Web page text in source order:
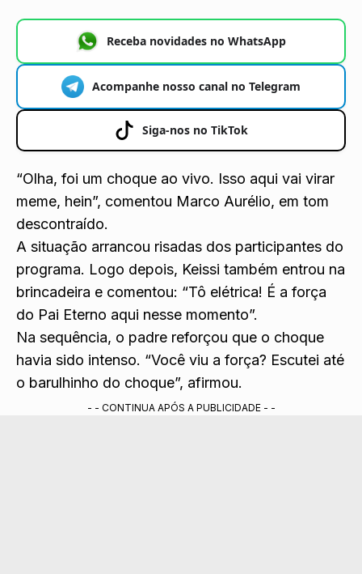
Receba novidades no WhatsApp
Acompanhe nosso canal no Telegram
Siga-nos no TikTok
“Olha, foi um choque ao vivo. Isso aqui vai virar
meme, hein”, comentou Marco Aurélio, em tom
descontraído.
A situação arrancou risadas dos participantes do
programa. Logo depois, Keissi também entrou na
brincadeira e comentou: “Tô elétrica! É a força
do Pai Eterno aqui nesse momento”.
Na sequência, o padre reforçou que o choque
havia sido intenso. “Você viu a força? Escutei até
o barulhinho do choque”, afirmou.
- - CONTINUA APÓS A PUBLICIDADE - -